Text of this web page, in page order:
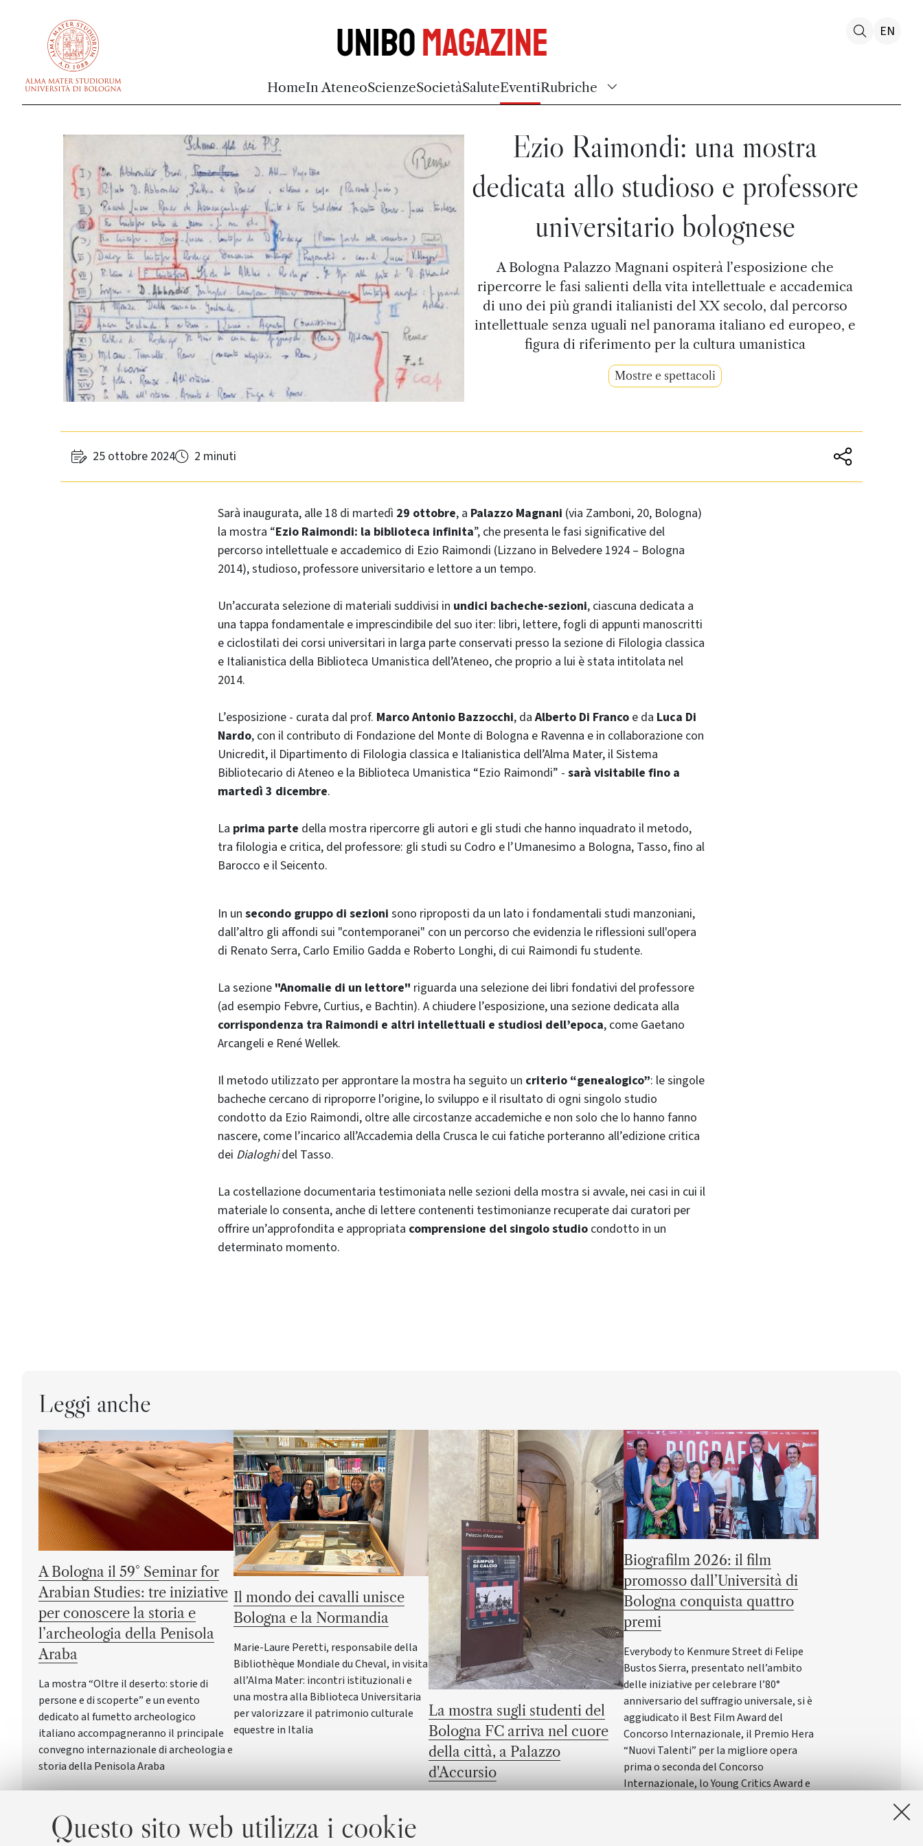
Questo sito web utilizza i cookie
UniboMagazine
HomeIn AteneoScienzeSocietàSaluteEventiRubriche
EN
Ezio Raimondi: una mostra
dedicata allo studioso e professore
universitario bolognese
A Bologna Palazzo Magnani ospiterà l’esposizione che
ripercorre le fasi salienti della vita intellettuale e accademica
di uno dei più grandi italianisti del XX secolo, dal percorso
intellettuale senza uguali nel panorama italiano ed europeo, e
figura di riferimento per la cultura umanistica
Mostre e spettacoli
25 ottobre 2024 2 minuti
Sarà inaugurata, alle 18 di martedì 29 ottobre, a Palazzo Magnani (via Zamboni, 20, Bologna)
la mostra “Ezio Raimondi: la biblioteca infinita”, che presenta le fasi significative del
percorso intellettuale e accademico di Ezio Raimondi (Lizzano in Belvedere 1924 – Bologna
2014), studioso, professore universitario e lettore a un tempo.
Un’accurata selezione di materiali suddivisi in undici bacheche-sezioni, ciascuna dedicata a
una tappa fondamentale e imprescindibile del suo iter: libri, lettere, fogli di appunti manoscritti
e ciclostilati dei corsi universitari in larga parte conservati presso la sezione di Filologia classica
e Italianistica della Biblioteca Umanistica dell’Ateneo, che proprio a lui è stata intitolata nel
2014.
L’esposizione - curata dal prof. Marco Antonio Bazzocchi, daAlberto Di Franco e da Luca Di
Nardo, con il contributo di Fondazione del Monte di Bologna e Ravenna e in collaborazione con
Unicredit, il Dipartimento di Filologia classica e Italianistica dell’Alma Mater, il Sistema
Bibliotecario di Ateneo e la Biblioteca Umanistica “Ezio Raimondi” - sarà visitabile fino a
martedì 3 dicembre.
La prima parte della mostra ripercorre gli autori e gli studi che hanno inquadrato il metodo,
tra filologia e critica, del professore: gli studi su Codro e l’Umanesimo a Bologna, Tasso, fino al
Barocco e il Seicento.
In un secondo gruppo di sezioni sono riproposti da un lato i fondamentali studi manzoniani,
dall’altro gli affondi sui "contemporanei" con un percorso che evidenzia le riflessioni sull'opera
di Renato Serra, Carlo Emilio Gadda e Roberto Longhi, di cui Raimondi fu studente.
La sezione "Anomalie di un lettore" riguarda una selezione dei libri fondativi del professore
(ad esempio Febvre, Curtius, e Bachtin). A chiudere l’esposizione, una sezione dedicata alla
corrispondenza tra Raimondi e altri intellettuali e studiosi dell’epoca, come Gaetano
Arcangeli e René Wellek.
Il metodo utilizzato per approntare la mostra ha seguito un criterio “genealogico”: le singole
bacheche cercano di riproporre l’origine, lo sviluppo e il risultato di ogni singolo studio
condotto da Ezio Raimondi, oltre alle circostanze accademiche e non solo che lo hanno fanno
nascere, come l’incarico all’Accademia della Crusca le cui fatiche porteranno all’edizione critica
dei Dialoghidel Tasso.
La costellazione documentaria testimoniata nelle sezioni della mostra si avvale, nei casi in cui il
materiale lo consenta, anche di lettere contenenti testimonianze recuperate dai curatori per
offrire un’approfondita e appropriata comprensione del singolo studio condotto in un
determinato momento.
Leggi anche
A Bologna il 59° Seminar for
Arabian Studies: tre iniziative
per conoscere la storia e
l’archeologia della Penisola
Araba
La mostra “Oltre il deserto: storie di
persone e di scoperte” e un evento
dedicato al fumetto archeologico
italiano accompagneranno il principale
convegno internazionale di archeologia e
storia della Penisola Araba
Il mondo dei cavalli unisce
Bologna e la Normandia
Marie-Laure Peretti, responsabile della
Bibliothèque Mondiale du Cheval, in visita
all’Alma Mater: incontri istituzionali e
una mostra alla Biblioteca Universitaria
per valorizzare il patrimonio culturale
equestre in Italia
La mostra sugli studenti del
Bologna FC arriva nel cuore
della città, a Palazzo
d'Accursio
Biografilm 2026: il film
promosso dall’Università di
Bologna conquista quattro
premi
Everybody to Kenmure Street di Felipe
Bustos Sierra, presentato nell’ambito
delle iniziative per celebrare l’80°
anniversario del suffragio universale, si è
aggiudicato il Best Film Award del
Concorso Internazionale, il Premio Hera
“Nuovi Talenti” per la migliore opera
prima o seconda del Concorso
Internazionale, lo Young Critics Award e